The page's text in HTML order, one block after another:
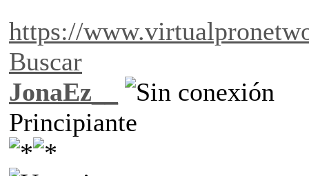
https://
Buscar
JonaEz__
Principiante